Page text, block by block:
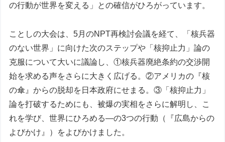
の行動が世界を変える」との確信がひろがっています。
ことしの大会は、5月のNPT再検討会議を経て、「核兵器
のない世界」に向けた次のステップや「核抑止力」論の
克服について大いに議論し、①核兵器廃絶条約の交渉開
始を求める声をさらに大きく広げる。②アメリカの『核
の傘』からの脱却を日本政府にせまる。③「核抑止力」
論を打破するためにも、被爆の実相をさらに解明し、こ
れを学び、世界にひろめる―の3つの行動（『広島からの
よびかけ』）をよびかけました。